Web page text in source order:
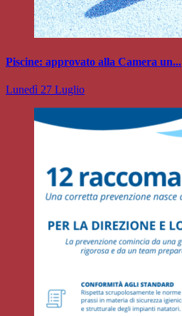
Piscine: approvato alla Camera un...
Lunedì 27 Luglio